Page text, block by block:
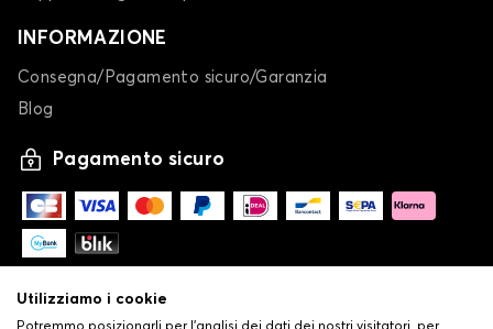
INFORMAZIONE
Consegna/Pagamento sicuro/Garanzia
Blog
Pagamento sicuro
Utilizziamo i cookie